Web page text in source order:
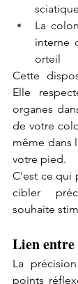
La
interne
orteil
Cette
Elle
organes
de votre
même dans
votre pied.
C'est ce qui
cibler
souhaite
Lien entre
La
points